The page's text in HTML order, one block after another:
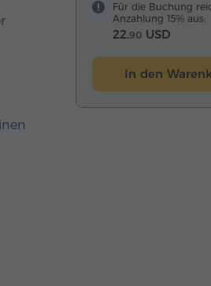
Für die Buchung
Anzahlung 15% aus:
22.90 USD
In den